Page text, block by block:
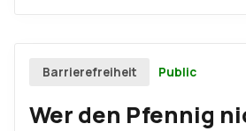
Barrierefreiheit Public
Wer den Pfennig